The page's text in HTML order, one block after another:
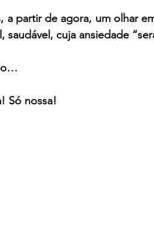
a partir de agora, um olhar
saudável, cuja ansiedade
Só nossa!